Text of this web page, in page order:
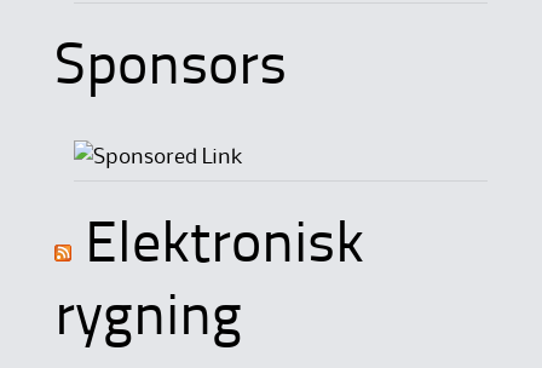
Sponsors
Elektronisk
rygning